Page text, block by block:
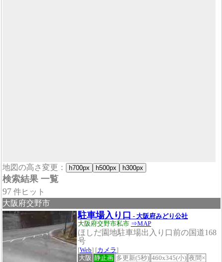
地図の高さ変更： h700px h500px h300px
検索結果 一覧
97 件ヒット
大阪府交野市
駐車場入り口 - 大阪府みどり公社
大阪府交野市私市 ⇒MAP
ほしだ園地駐車場出入り口前の国道168
号
[Web] [カメラ]
大阪 静止画 多更新(5秒) 460x345(小) 夜間×